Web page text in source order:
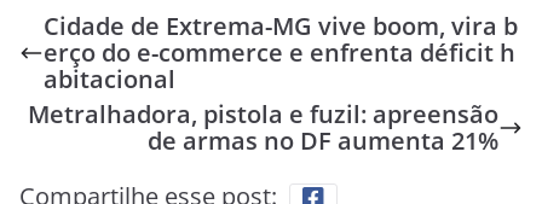
Cidade de Extrema-MG vive boom, vira b
erço do e-commerce e enfrenta déficit h
abitacional
Metralhadora, pistola e fuzil: apreensão
de armas no DF aumenta 21%
Compartilhe esse post: